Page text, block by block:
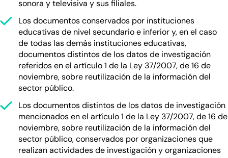
sonora y televisiva y sus filiales.
Los documentos conservados por instituciones
educativas de nivel secundario e inferior y, en el caso
de todas las demás instituciones educativas,
documentos distintos de los datos de investigación
referidos en el artículo 1 de la Ley 37/2007, de 16 de
noviembre, sobre reutilización de la información del
sector público.
Los documentos distintos de los datos de investigación
mencionados en el artículo 1 de la Ley 37/2007, de 16 de
noviembre, sobre reutilización de la información del
sector público, conservados por organizaciones que
realizan actividades de investigación y organizaciones